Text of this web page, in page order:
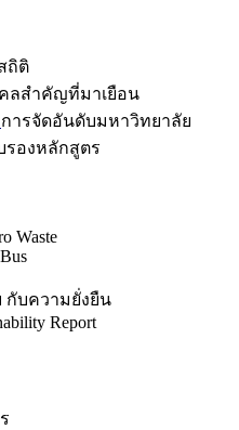
ถิติ
ลสำคัญที่มาเยือน
การจัดอันดับมหาวิทยาลัย
รองหลักสูตร
Waste
กับความยั่งยืน
Report